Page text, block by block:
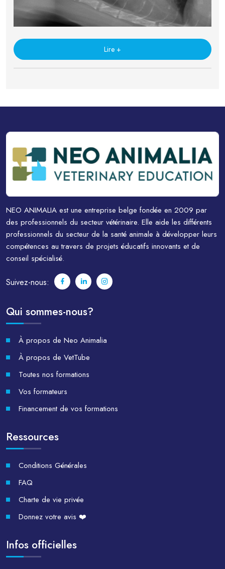
Lire +
NEO ANIMALIA est une entreprise belge fondée en 2009 par
des professionnels du secteur vétérinaire. Elle aide les différents
professionnels du secteur de la santé animale à développer leurs
compétences au travers de projets éducatifs innovants et de
conseil spécialisé.
Suivez-nous:
Qui sommes-nous?
À propos de Neo Animalia
À propos de VetTube
Toutes nos formations
Vos formateurs
Financement de vos formations
Ressources
Conditions Générales
FAQ
Charte de vie privée
Donnez votre avis ❤️
Infos officielles